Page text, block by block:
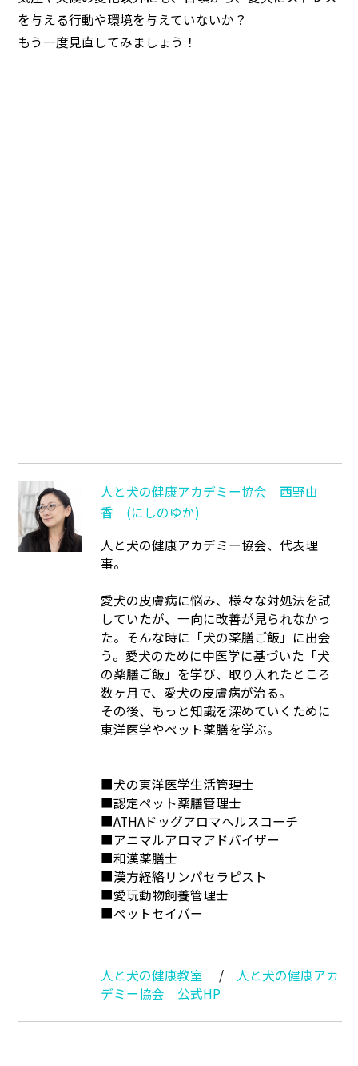
を与える行動や環境を与えていないか？
もう一度見直してみましょう！
人と犬の健康アカデミー協会 西野由
香 (にしのゆか)
人と犬の健康アカデミー協会、代表理
事。
愛犬の皮膚病に悩み、様々な対処法を試
していたが、一向に改善が見られなかっ
た。そんな時に「犬の薬膳ご飯」に出会
う。愛犬のために中医学に基づいた「犬
の薬膳ご飯」を学び、取り入れたところ
数ヶ月で、愛犬の皮膚病が治る。
その後、もっと知識を深めていくために
東洋医学やペット薬膳を学ぶ。
■犬の東洋医学生活管理士
■認定ペット薬膳管理士
■ATHAドッグアロマヘルスコーチ
■アニマルアロマアドバイザー
■和漢薬膳士
■漢方経絡リンパセラピスト
■愛玩動物飼養管理士
■ペットセイバー
人と犬の健康教室 / 人と犬の健康アカ
デミー協会 公式HP